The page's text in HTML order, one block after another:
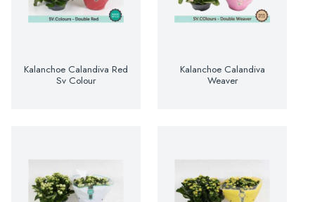
Kalanchoe Calandiva Red
Sv Colour
Kalanchoe Calandiva
Weaver